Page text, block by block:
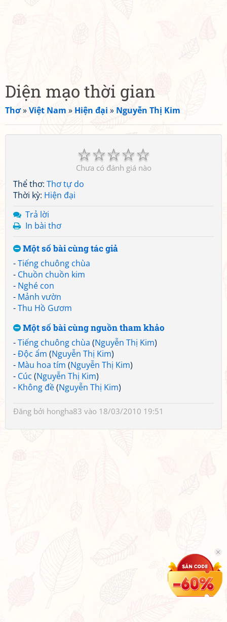
Diện mạo thời gian
Thơ»Việt Nam » Hiện đại » Nguyễn Thị Kim
☆
☆
☆
☆
☆
Chưa có đánh giá nào
Thể thơ: Thơ tự do
Thời kỳ: Hiện đại
Trả lời
In bài thơ
Một số bài cùng tác giả
-Tiếng chuông chùa
- Chuồn chuồn kim
- Nghé con
- Mảnh vườn
-Thu Hồ Gươm
Một số bài cùng nguồn tham khảo
-Tiếng chuông chùa (Nguyễn Thị Kim)
-Độc ẩm (Nguyễn Thị Kim)
- Màu hoa tím (Nguyễn Thị Kim)
- Cúc (Nguyễn Thị Kim)
- Không đề(Nguyễn Thị Kim)
Đăng bởi hongha83 vào 18/03/2010 19:51